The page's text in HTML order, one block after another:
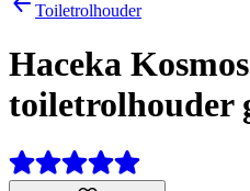
Toiletrolhouder
Haceka
toiletrolhouder